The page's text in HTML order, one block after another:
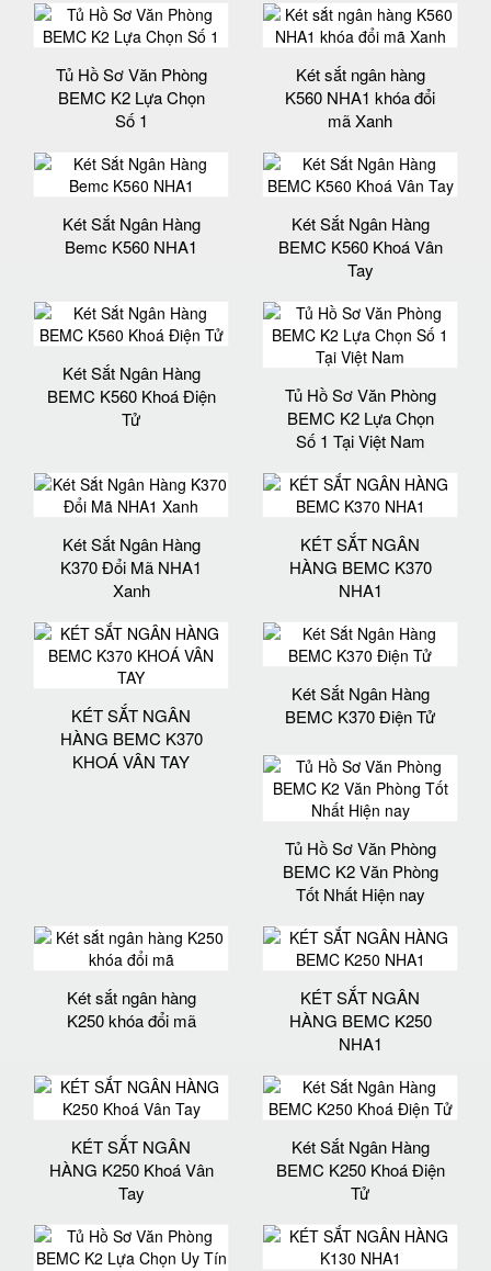
Tủ Hồ Sơ Văn Phòng
BEMC K2 Lựa Chọn
Số 1
Két sắt ngân hàng
K560 NHA1 khóa đổi
mã Xanh
Két Sắt Ngân Hàng
Bemc K560 NHA1
Két Sắt Ngân Hàng
BEMC K560 Khoá Vân
Tay
Két Sắt Ngân Hàng
BEMC K560 Khoá Điện
Tử
Tủ Hồ Sơ Văn Phòng
BEMC K2 Lựa Chọn
Số 1 Tại Việt Nam
Két Sắt Ngân Hàng
K370 Đổi Mã NHA1
Xanh
KÉT SẮT NGÂN
HÀNG BEMC K370
NHA1
KÉT SẮT NGÂN
HÀNG BEMC K370
KHOÁ VÂN TAY
Két Sắt Ngân Hàng
BEMC K370 Điện Tử
Tủ Hồ Sơ Văn Phòng
BEMC K2 Văn Phòng
Tốt Nhất Hiện nay
Két sắt ngân hàng
K250 khóa đổi mã
KÉT SẮT NGÂN
HÀNG BEMC K250
NHA1
KÉT SẮT NGÂN
HÀNG K250 Khoá Vân
Tay
Két Sắt Ngân Hàng
BEMC K250 Khoá Điện
Tử